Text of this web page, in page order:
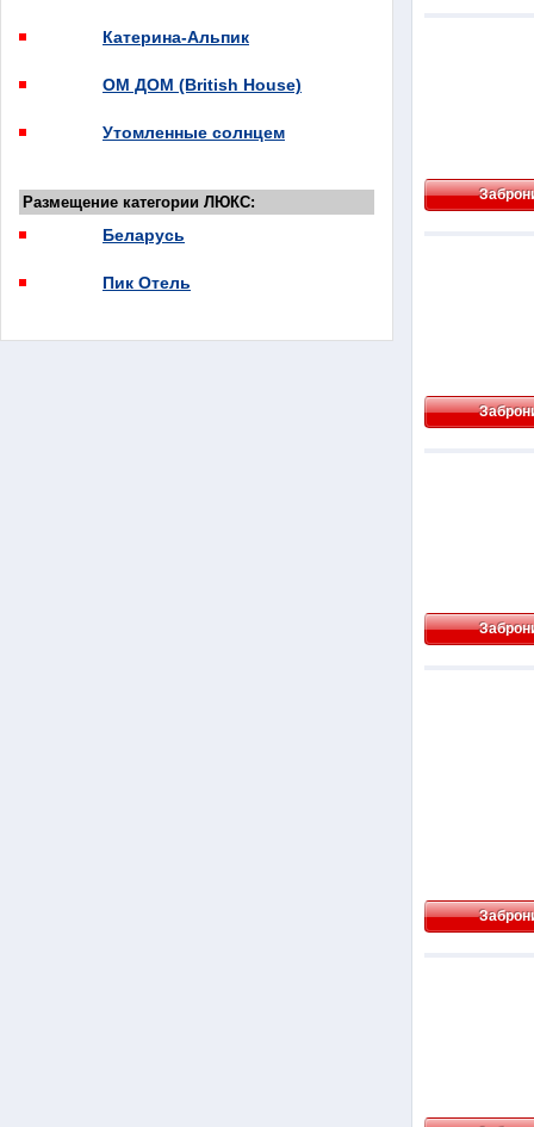
Катерина-Альпик
ОМ ДОМ (British House)
Утомленные солнцем
Размещение категории ЛЮКС:
Беларусь
Пик Отель